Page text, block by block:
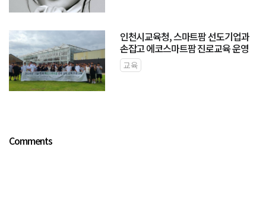
인천시교육청, 스마트팜 선도기업과
손잡고 에코스마트팜 진로교육 운영
교육
Comments